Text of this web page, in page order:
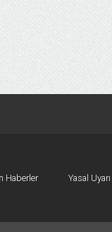
Haberler Yasal Uyarı